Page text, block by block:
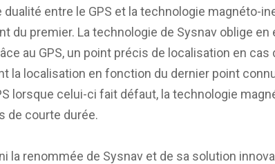
entre le GPS et la technologie magnéto-
du premier. La technologie de Sysnav oblige en
au GPS, un point précis de localisation en cas
la localisation en fonction du dernier point
lorsque celui-ci fait défaut, la technologie
de courte durée.
la renommée de Sysnav et de sa solution